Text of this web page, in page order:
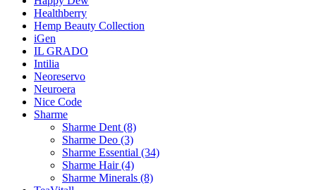
Healthberry
Hemp Beauty Collection
iGen
IL GRADO
Intilia
Neoreservo
Neuroera
Nice Code
Sharme
Sharme Dent (8)
Sharme Deo (3)
Sharme Essential (34)
Sharme Hair (4)
Sharme Minerals (8)